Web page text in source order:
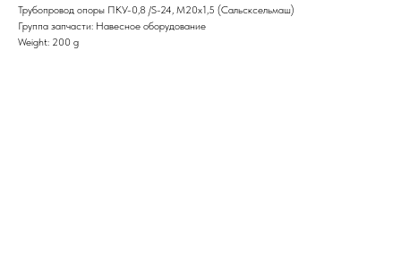
Трубопровод опоры ПКУ-0,8 /S-24, М20х1,5 (Сальсксельмаш)
Группа запчасти: Навесное оборудование
Weight: 200 g